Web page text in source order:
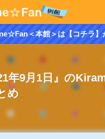
＜本館＞は【コチラ】
年9月1日』の
め